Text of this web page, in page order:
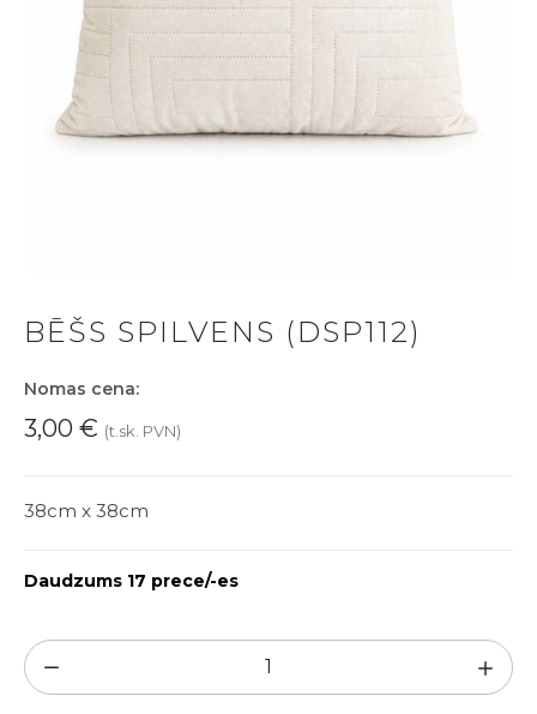
BĒŠS SPILVENS (DSP112)
Nomas cena:
3,00 € (t.sk. PVN)
38cm x 38cm
Daudzums 17 prece/-es
Bēšs
spilvens